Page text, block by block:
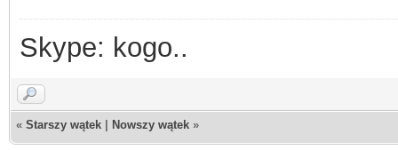
Skype: kogo..
« Starszy wątek Nowszy wątek »